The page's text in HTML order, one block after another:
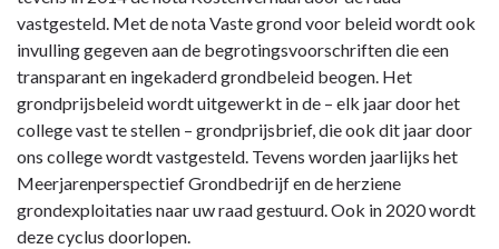
beleid
vastgesteld. Met de nota Vaste grond voor beleid wordt ook
invulling gegeven aan de begrotingsvoorschriften die een
transparant en ingekaderd grondbeleid beogen. Het
grondprijsbeleid wordt uitgewerkt in de – elk jaar door het
college vast te stellen – grondprijsbrief, die ook dit jaar door
ons college wordt vastgesteld. Tevens worden jaarlijks het
Meerjarenperspectief Grondbedrijf en de herziene
grondexploitaties naar uw raad gestuurd. Ook in 2020 wordt
deze cyclus doorlopen.